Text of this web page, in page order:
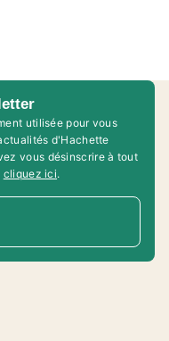
utilisée pour vous
d'Hachette
vous désinscrire à tout
cliquez ici.